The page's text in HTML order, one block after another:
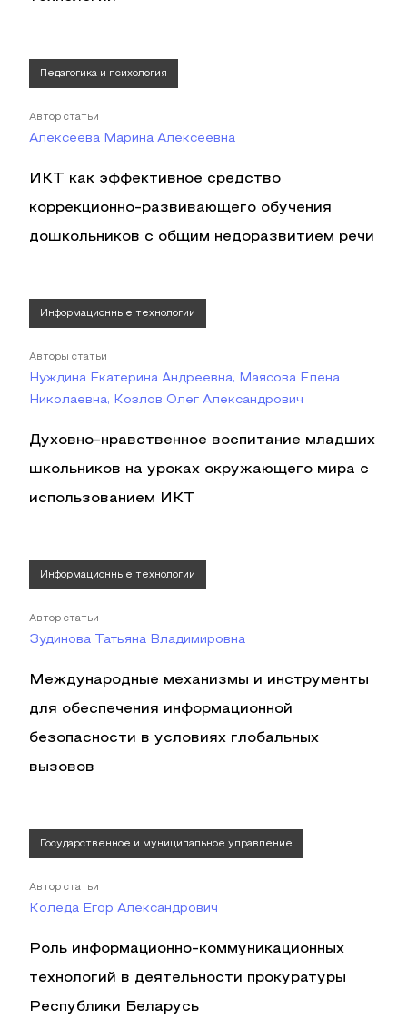
Педагогика и психология
Автор статьи
Алексеева Марина Алексеевна
ИКТ как эффективное средство
коррекционно-развивающего обучения
дошкольников с общим недоразвитием речи
Информационные технологии
Авторы статьи
Нуждина Екатерина Андреевна, Маясова Елена
Николаевна, Козлов Олег Александрович
Духовно-нравственное воспитание младших
школьников на уроках окружающего мира с
использованием ИКТ
Информационные технологии
Автор статьи
Зудинова Татьяна Владимировна
Международные механизмы и инструменты
для обеспечения информационной
безопасности в условиях глобальных
вызовов
Государственное и муниципальное управление
Автор статьи
Коледа Егор Александрович
Роль информационно-коммуникационных
технологий в деятельности прокуратуры
Республики Беларусь